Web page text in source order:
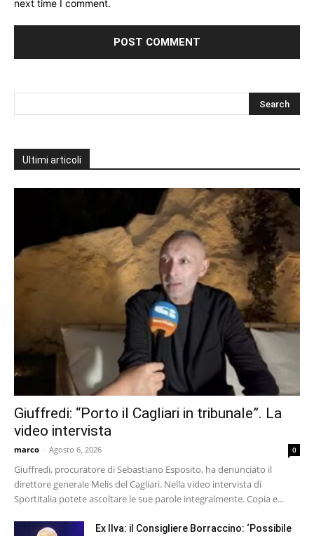
next time I comment.
Ultimi articoli
Giuffredi: “Porto il Cagliari in tribunale”. La
video intervista
marco - Agosto 6, 2026 0
Giuffredi, procuratore di Sebastiano Esposito, ha denunciato il
direttore generale Melis del Cagliari. Nella video intervista di
Sportitalia potete ascoltare le sue parole integralmente. Copia e...
Ex Ilva: il Consigliere Borraccino: ‘Possibile